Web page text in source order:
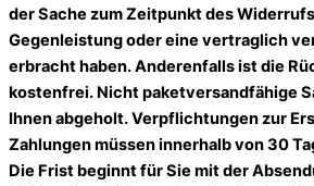
der Sache zum Zeitpunkt des
Gegenleistung oder eine vertraglich
erbracht haben. Anderenfalls ist die
kostenfrei. Nicht paketversandfähige
Ihnen abgeholt. Verpflichtungen zur
Zahlungen müssen innerhalb von 30
Die Frist beginnt für Sie mit der